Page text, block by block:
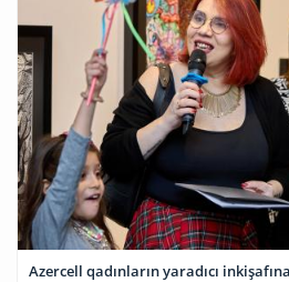
Azercell qadınların yaradıcı